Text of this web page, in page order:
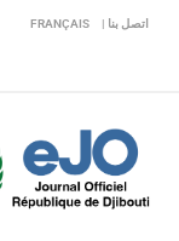
اتصل بنا | FRANÇAIS